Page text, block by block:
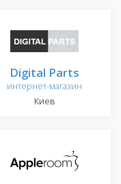
Digital Parts
интернет-магазин
Киев